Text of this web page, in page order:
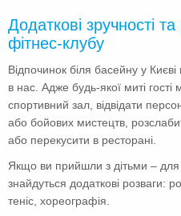
Додаткові зручності
фітнес-клубу
Відпочинок біля басейну у
в нас. Адже будь-якої миті гості
спортивний зал, відвідати
або бойових мистецтв,
або перекусити в ресторані.
Якщо ви прийшли з дітьми –
знайдуться додаткові розваги:
теніс, хореографія.